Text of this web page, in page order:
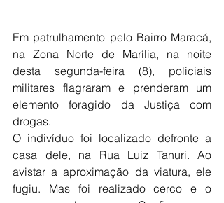
Em patrulhamento pelo Bairro Maracá,
na Zona Norte de Marília, na noite
desta segunda-feira (8), policiais
militares flagraram e prenderam um
elemento foragido da Justiça com
drogas.
O indivíduo foi localizado defronte a
casa dele, na Rua Luiz Tanuri. Ao
avistar a aproximação da viatura, ele
fugiu. Mas foi realizado cerco e o